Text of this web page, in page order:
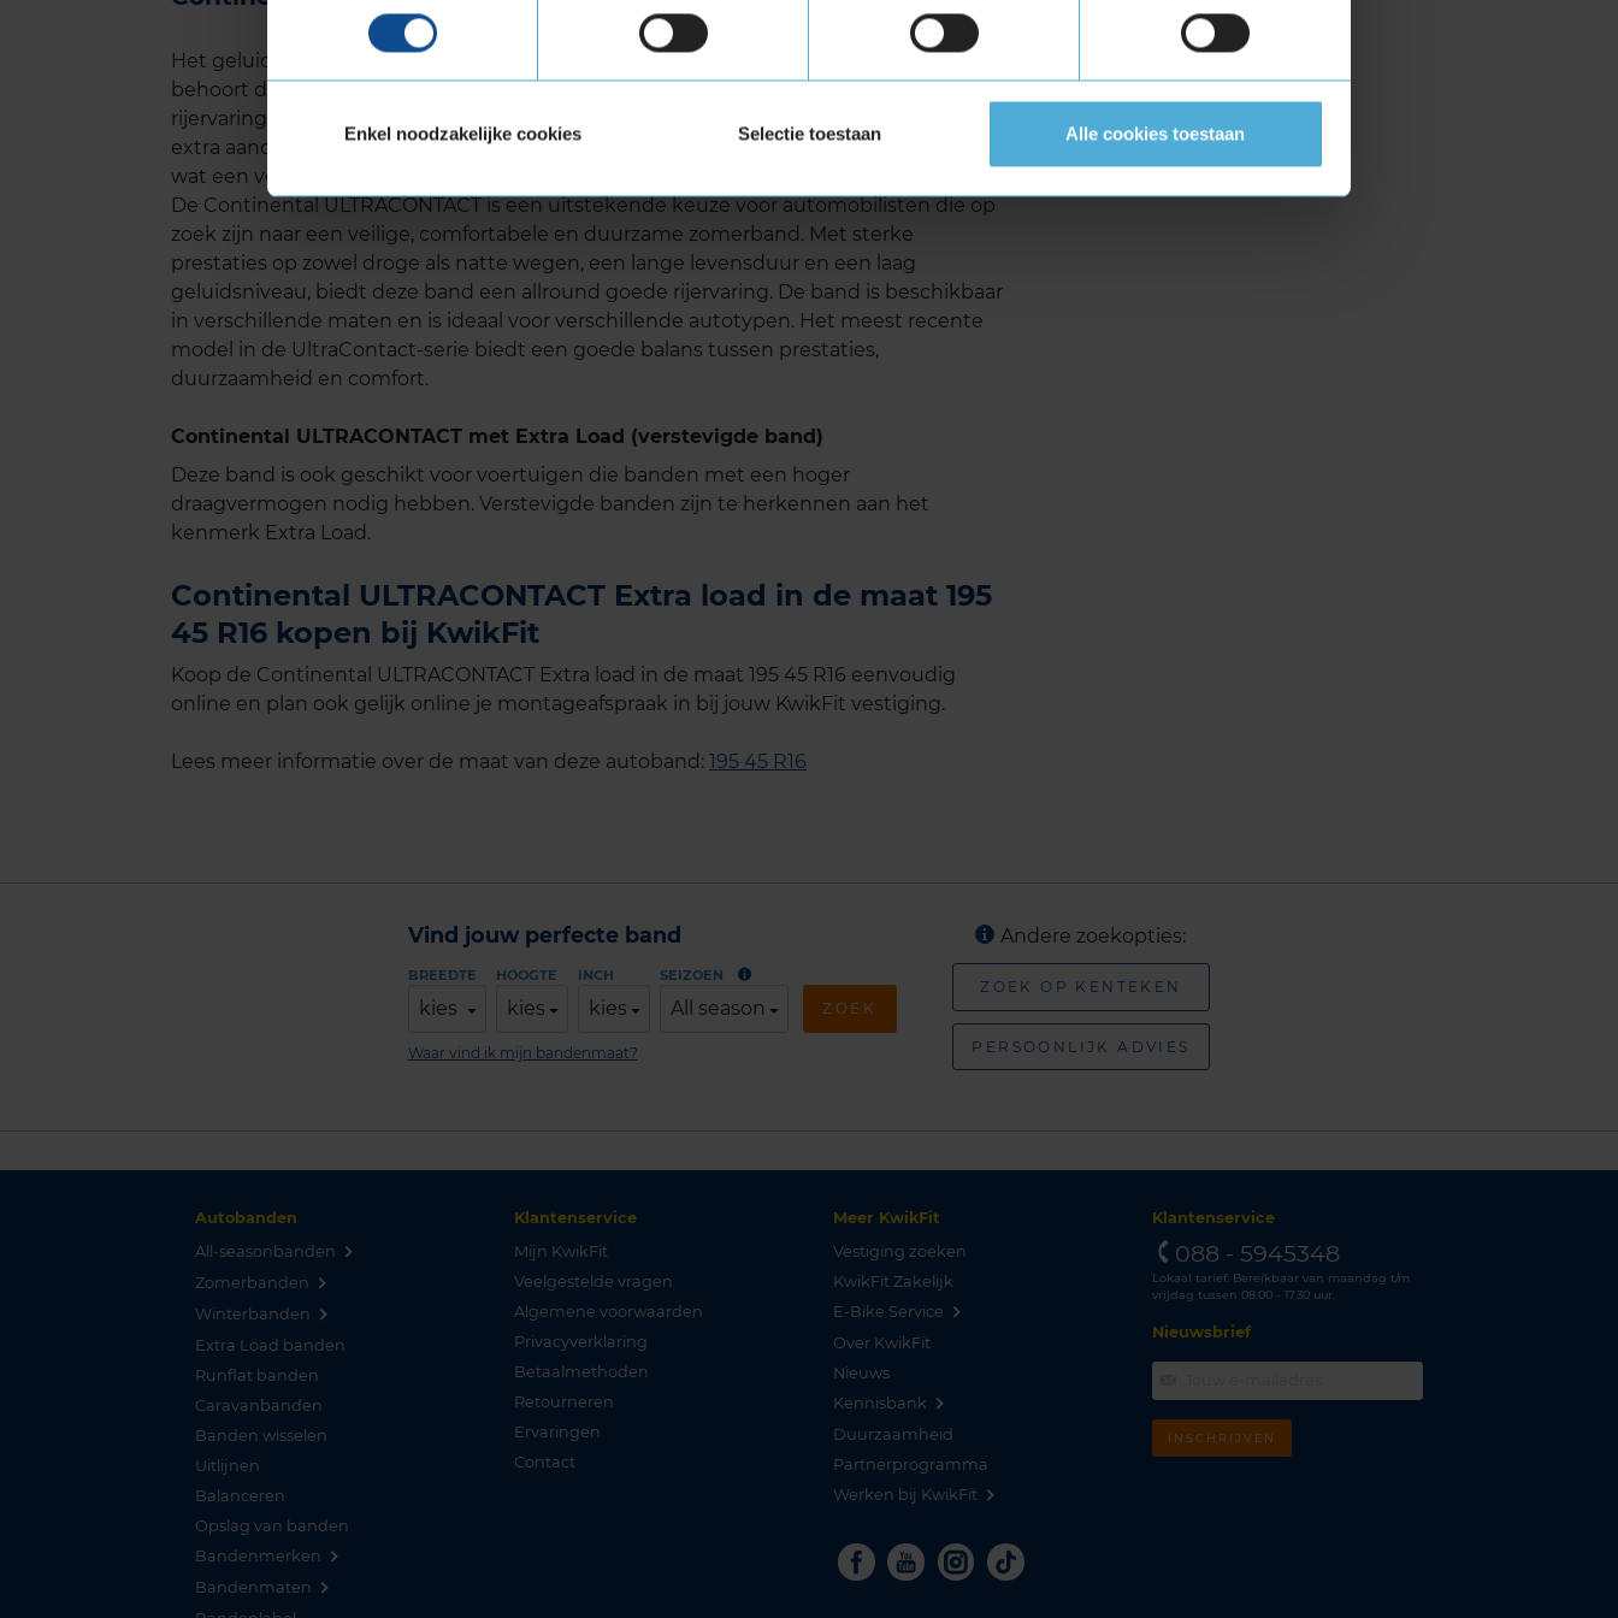
Enkel noodzakelijke cookies Selectie toestaan Alle cookies toestaan
Het geluidsniveau van de Continental ULTRACONTACT is relatief laag. Deze band
behoort deze band tot de stillere banden in zijn klasse. Dit draagt bij aan een stillere
rijervaring, wat met name op lange ritten het comfort verhoogt. Continental heeft
extra aandacht besteed aan het minimaliseren van resonantiegeluiden in de band,
wat een verschil kan maken in je dagelijkse rijervaring.
De Continental ULTRACONTACT is een uitstekende keuze voor automobilisten die op
zoek zijn naar een veilige, comfortabele en duurzame zomerband. Met sterke
prestaties op zowel droge als natte wegen, een lange levensduur en een laag
geluidsniveau, biedt deze band een allround goede rijervaring. De band is beschikbaar
in verschillende maten en is ideaal voor verschillende autotypen. Het meest recente
model in de UltraContact-serie biedt een goede balans tussen prestaties,
duurzaamheid en comfort.
Continental ULTRACONTACT met Extra Load (verstevigde band)
Deze band is ook geschikt voor voertuigen die banden met een hoger
draagvermogen nodig hebben. Verstevigde banden zijn te herkennen aan het
kenmerk Extra Load.
Continental ULTRACONTACT Extra load in de maat 195
45 R16 kopen bij KwikFit
Koop de Continental ULTRACONTACT Extra load in de maat 195 45 R16 eenvoudig
online en plan ook gelijk online je montageafspraak in bij jouw KwikFit vestiging.
Lees meer informatie over de maat van deze autoband: 195 45 R16
Vind jouw perfecte band
BREEDTE
kies
HOOGTE
kies
INCH
kies
SEIZOEN
All season ZOEK
Waar vind ik mijn bandenmaat?
Andere zoekopties:
ZOEK OP KENTEKEN
PERSOONLIJK ADVIES
Autobanden
All-seasonbanden
Zomerbanden
Winterbanden
Extra Load banden
Runflat banden
Caravanbanden
Banden wisselen
Uitlijnen
Balanceren
Opslag van banden
Bandenmerken
Bandenmaten
Klantenservice
Mijn KwikFit
Veelgestelde vragen
Algemene voorwaarden
Privacyverklaring
Betaalmethoden
Retourneren
Ervaringen
Contact
Meer KwikFit
Vestiging zoeken
KwikFit Zakelijk
E-Bike Service
Over KwikFit
Nieuws
Kennisbank
Duurzaamheid
Partnerprogramma
Werken bij KwikFit
Facebook
YoutubeInstagram
Tiktok
Klantenservice
088 - 5945348
Lokaal tarief. Bereikbaar van maandag t/m
vrijdag tussen 08.00 - 17.30 uur.
Nieuwsbrief
INSCHRIJVEN